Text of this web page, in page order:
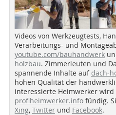
Videos von Werkzeugtests,
Verarbeitungs- und
youtube.com/bauhandwerk
holzbau. Zimmerleuten und
spannende Inhalte auf dach-
hohen Qualität der
interessierte Heimwerker
profiheimwerker.info fündig.
Xing, Twitter und Facebook.